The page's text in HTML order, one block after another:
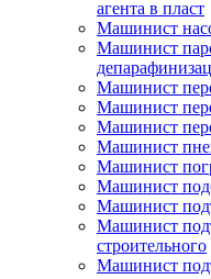
агента в пласт
Машинист
Машинист
Машинист
Машинист
Машинист
Машинист
Машинист
Машинист
Машинист
Машинист
строительного
Машинист